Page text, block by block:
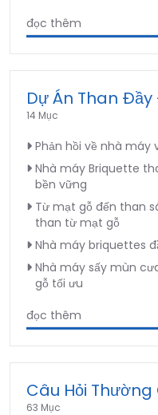
đọc thêm
Dự Án Than Đầy
14 Mục
Phản hồi về nhà máy
Nhà máy Briquette
bền vững
Từ mạt gỗ đến than
than từ mạt gỗ
Nhà máy briquettes
Nhà máy sấy mùn
gỗ tối ưu
đọc thêm
Câu Hỏi Thường
63 Mục